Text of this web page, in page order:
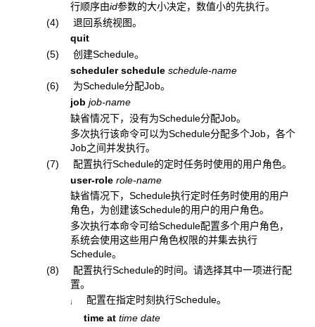
行顺序由id参数的大小决定，数值小的先执行。
(4) 退回系统视图。
quit
(5) 创建Schedule。
scheduler schedule schedule-name
(6) 为Schedule分配Job。
job job-name
缺省情况下，没有为Schedule分配Job。
多次执行该命令可以为Schedule分配多个Job，各个
Job之间并发执行。
(7) 配置执行Schedule的定时任务时使用的用户角色。
user-role role-name
缺省情况下，Schedule执行定时任务时使用的用户
角色，为创建该Schedule的用户的用户角色。
多次执行本命令可给Schedule配置多个用户角色，
系统会使用这些用户角色权限的并集去执行
Schedule。
(8) 配置执行Schedule的时间。请选择其中一项进行配
置。
¡
配置在指定时刻执行Schedule。
time at time date